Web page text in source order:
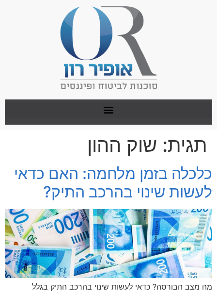
תגית: שוק ההון
כלכלה בזמן מלחמה: האם כדאי
לעשות שינוי בהרכב התיק?
מה מצב הבורסה? כדאי לעשות שינוי בהרכב התיק בגלל